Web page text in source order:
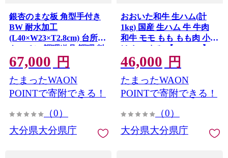
銀杏のまな板 角型手付き
BW 耐水加工
(L40×W23×T2.8cm) 台所
キッチン 調理道具 調理 料
理 日用品 銀杏材 銀杏 ブラ
ックウォルナット
【opbs013】【くにさき六
郷舎】
67,000 円
たまったWAON
POINTで寄附できる！
（0）
大分県大分県庁
おおいた和牛 生ハム(計
1kg) 国産 生ハム 牛 牛肉
和牛 モモ もも もも肉 小分
け おつまみ 【opae018】
【ミートクレスト】
46,000 円
たまったWAON
POINTで寄附できる！
（0）
大分県大分県庁